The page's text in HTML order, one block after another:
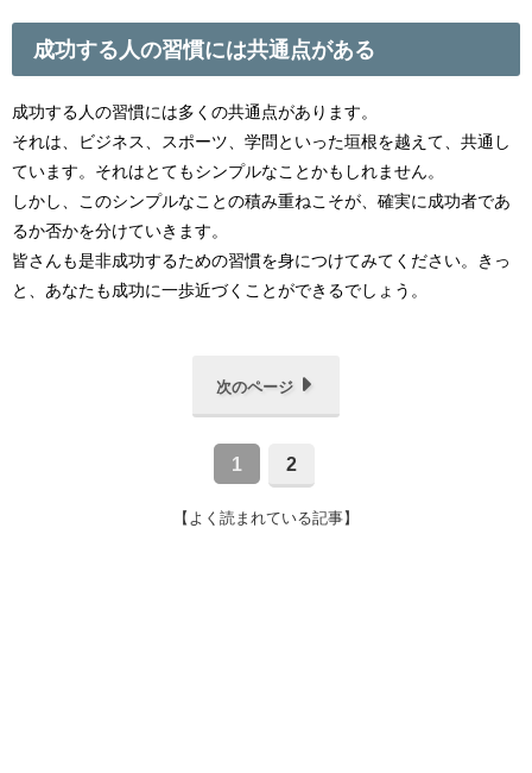
成功する人の習慣には共通点がある
成功する人の習慣には多くの共通点があります。
それは、ビジネス、スポーツ、学問といった垣根を越えて、共通し
ています。それはとてもシンプルなことかもしれません。
しかし、このシンプルなことの積み重ねこそが、確実に成功者であ
るか否かを分けていきます。
皆さんも是非成功するための習慣を身につけてみてください。きっ
と、あなたも成功に一歩近づくことができるでしょう。
次のページ
1 2
【よく読まれている記事】